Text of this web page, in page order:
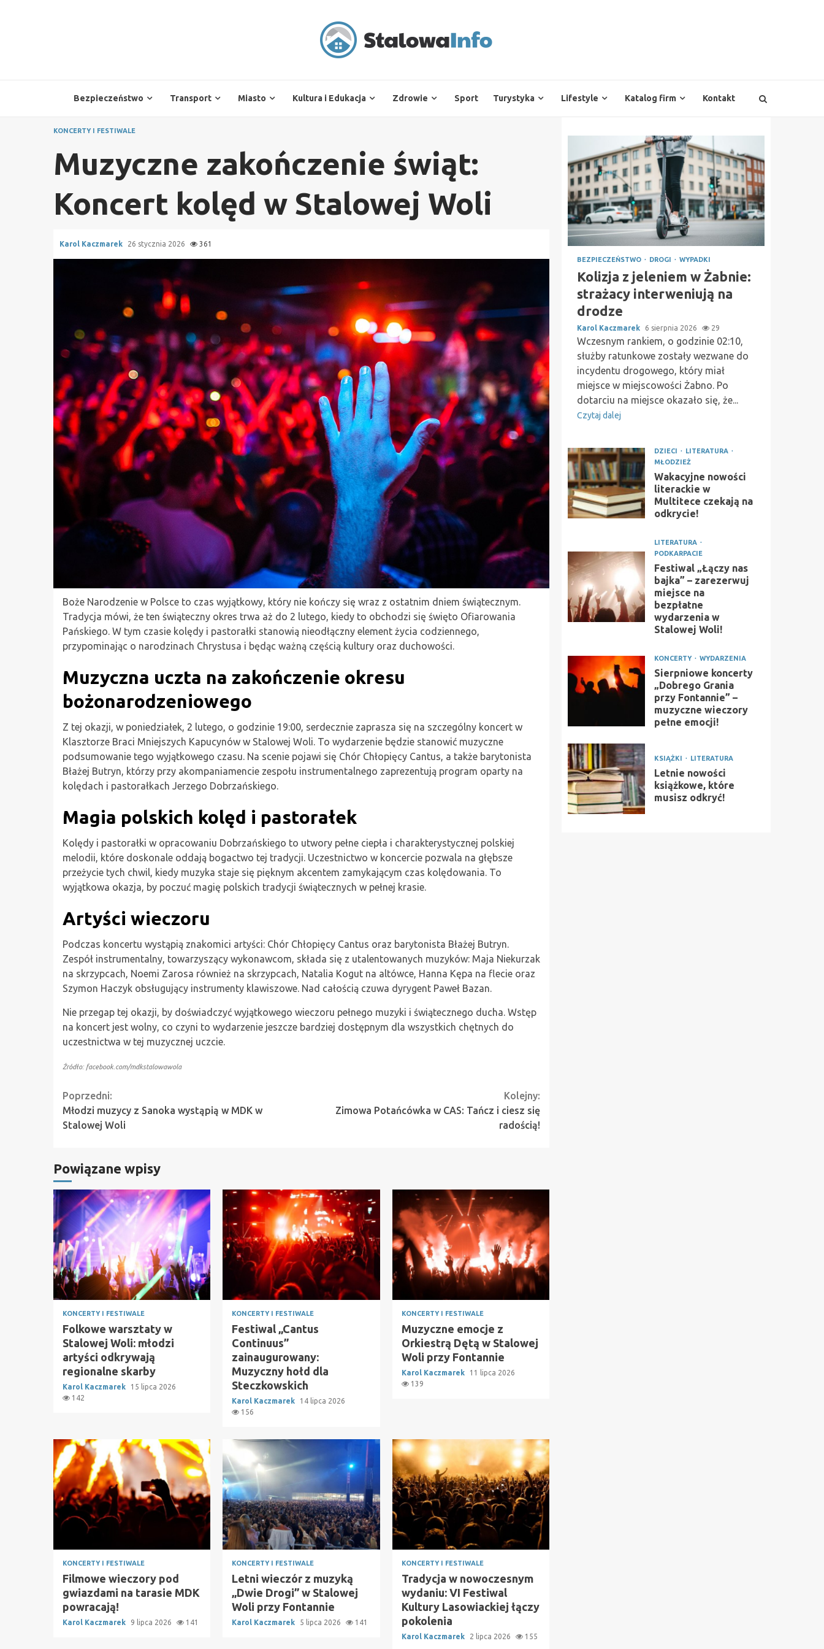
Bezpieczeństwo Transport Miasto Kultura i Edukacja Zdrowie Sport Turystyka Lifestyle Katalog firm Kontakt
KONCERTY I FESTIWALE
Muzyczne zakończenie świąt:
Koncert kolęd w Stalowej Woli
Karol Kaczmarek 26 stycznia 2026 361
Boże Narodzenie w Polsce to czas wyjątkowy, który nie kończy się wraz z ostatnim dniem świątecznym.
Tradycja mówi, że ten świąteczny okres trwa aż do 2 lutego, kiedy to obchodzi się święto Ofiarowania
Pańskiego. W tym czasie kolędy i pastorałki stanowią nieodłączny element życia codziennego,
przypominając o narodzinach Chrystusa i będąc ważną częścią kultury oraz duchowości.
Muzyczna uczta na zakończenie okresu
bożonarodzeniowego
Z tej okazji, w poniedziałek, 2 lutego, o godzinie 19:00, serdecznie zaprasza się na szczególny koncert w
Klasztorze Braci Mniejszych Kapucynów w Stalowej Woli. To wydarzenie będzie stanowić muzyczne
podsumowanie tego wyjątkowego czasu. Na scenie pojawi się Chór Chłopięcy Cantus, a także barytonista
Błażej Butryn, którzy przy akompaniamencie zespołu instrumentalnego zaprezentują program oparty na
kolędach i pastorałkach Jerzego Dobrzańskiego.
Magia polskich kolęd i pastorałek
Kolędy i pastorałki w opracowaniu Dobrzańskiego to utwory pełne ciepła i charakterystycznej polskiej
melodii, które doskonale oddają bogactwo tej tradycji. Uczestnictwo w koncercie pozwala na głębsze
przeżycie tych chwil, kiedy muzyka staje się pięknym akcentem zamykającym czas kolędowania. To
wyjątkowa okazja, by poczuć magię polskich tradycji świątecznych w pełnej krasie.
Artyści wieczoru
Podczas koncertu wystąpią znakomici artyści: Chór Chłopięcy Cantus oraz barytonista Błażej Butryn.
Zespół instrumentalny, towarzyszący wykonawcom, składa się z utalentowanych muzyków: Maja Niekurzak
na skrzypcach, Noemi Zarosa również na skrzypcach, Natalia Kogut na altówce, Hanna Kępa na flecie oraz
Szymon Haczyk obsługujący instrumenty klawiszowe. Nad całością czuwa dyrygent Paweł Bazan.
Nie przegap tej okazji, by doświadczyć wyjątkowego wieczoru pełnego muzyki i świątecznego ducha. Wstęp
na koncert jest wolny, co czyni to wydarzenie jeszcze bardziej dostępnym dla wszystkich chętnych do
uczestnictwa w tej muzycznej uczcie.
Źródło: facebook.com/mdkstalowawola
Continue
Reading
Poprzedni:
Młodzi muzycy z Sanoka wystąpią w MDK w
Stalowej Woli
Kolejny:
Zimowa Potańcówka w CAS: Tańcz i ciesz się
radością!
Powiązane wpisy
KONCERTY I FESTIWALE
Folkowe warsztaty w
Stalowej Woli: młodzi
artyści odkrywają
regionalne skarby
Karol Kaczmarek
15 lipca 2026
142
KONCERTY I FESTIWALE
Festiwal „Cantus
Continuus”
zainaugurowany:
Muzyczny hołd dla
Steczkowskich
Karol Kaczmarek
14 lipca 2026
156
KONCERTY I FESTIWALE
Muzyczne emocje z
Orkiestrą Dętą w Stalowej
Woli przy Fontannie
Karol Kaczmarek
11 lipca 2026
139
KONCERTY I FESTIWALE
Filmowe wieczory pod
gwiazdami na tarasie MDK
powracają!
Karol Kaczmarek 9 lipca 2026 141
KONCERTY I FESTIWALE
Letni wieczór z muzyką
„Dwie Drogi” w Stalowej
Woli przy Fontannie
Karol Kaczmarek 5 lipca 2026 141
KONCERTY I FESTIWALE
Tradycja w nowoczesnym
wydaniu: VI Festiwal
Kultury Lasowiackiej łączy
pokolenia
Karol Kaczmarek 2 lipca 2026 155
BEZPIECZEŃSTWO DROGI WYPADKI
Kolizja z jeleniem w Żabnie:
strażacy interweniują na
drodze
Karol Kaczmarek 6 sierpnia 2026 29
Wczesnym rankiem, o godzinie 02:10,
służby ratunkowe zostały wezwane do
incydentu drogowego, który miał
miejsce w miejscowości Żabno. Po
dotarciu na miejsce okazało się, że...
Czytaj dalej
DZIECI
LITERATURA
MŁODZIEŻ
Wakacyjne nowości
literackie w
Multitece czekają na
odkrycie!
LITERATURA
PODKARPACIE
Festiwal „Łączy nas
bajka” – zarezerwuj
miejsce na
bezpłatne
wydarzenia w
Stalowej Woli!
KONCERTY WYDARZENIA
Sierpniowe koncerty
„Dobrego Grania
przy Fontannie” –
muzyczne wieczory
pełne emocji!
KSIĄŻKI LITERATURA
Letnie nowości
książkowe, które
musisz odkryć!